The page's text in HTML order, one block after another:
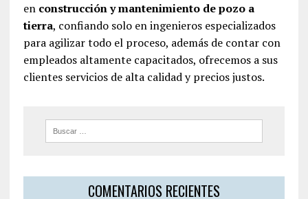
en construcción y mantenimiento de pozo a
tierra, confiando solo en ingenieros especializados
para agilizar todo el proceso, además de contar con
empleados altamente capacitados, ofrecemos a sus
clientes servicios de alta calidad y precios justos.
COMENTARIOS RECIENTES